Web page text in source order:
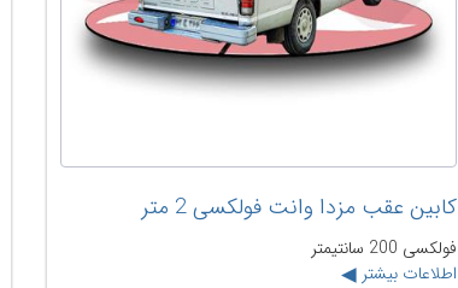
کابین عقب مزدا وانت فولکسی 2 متر
فولکسی 200 سانتیمتر
اطلاعات بیشتر